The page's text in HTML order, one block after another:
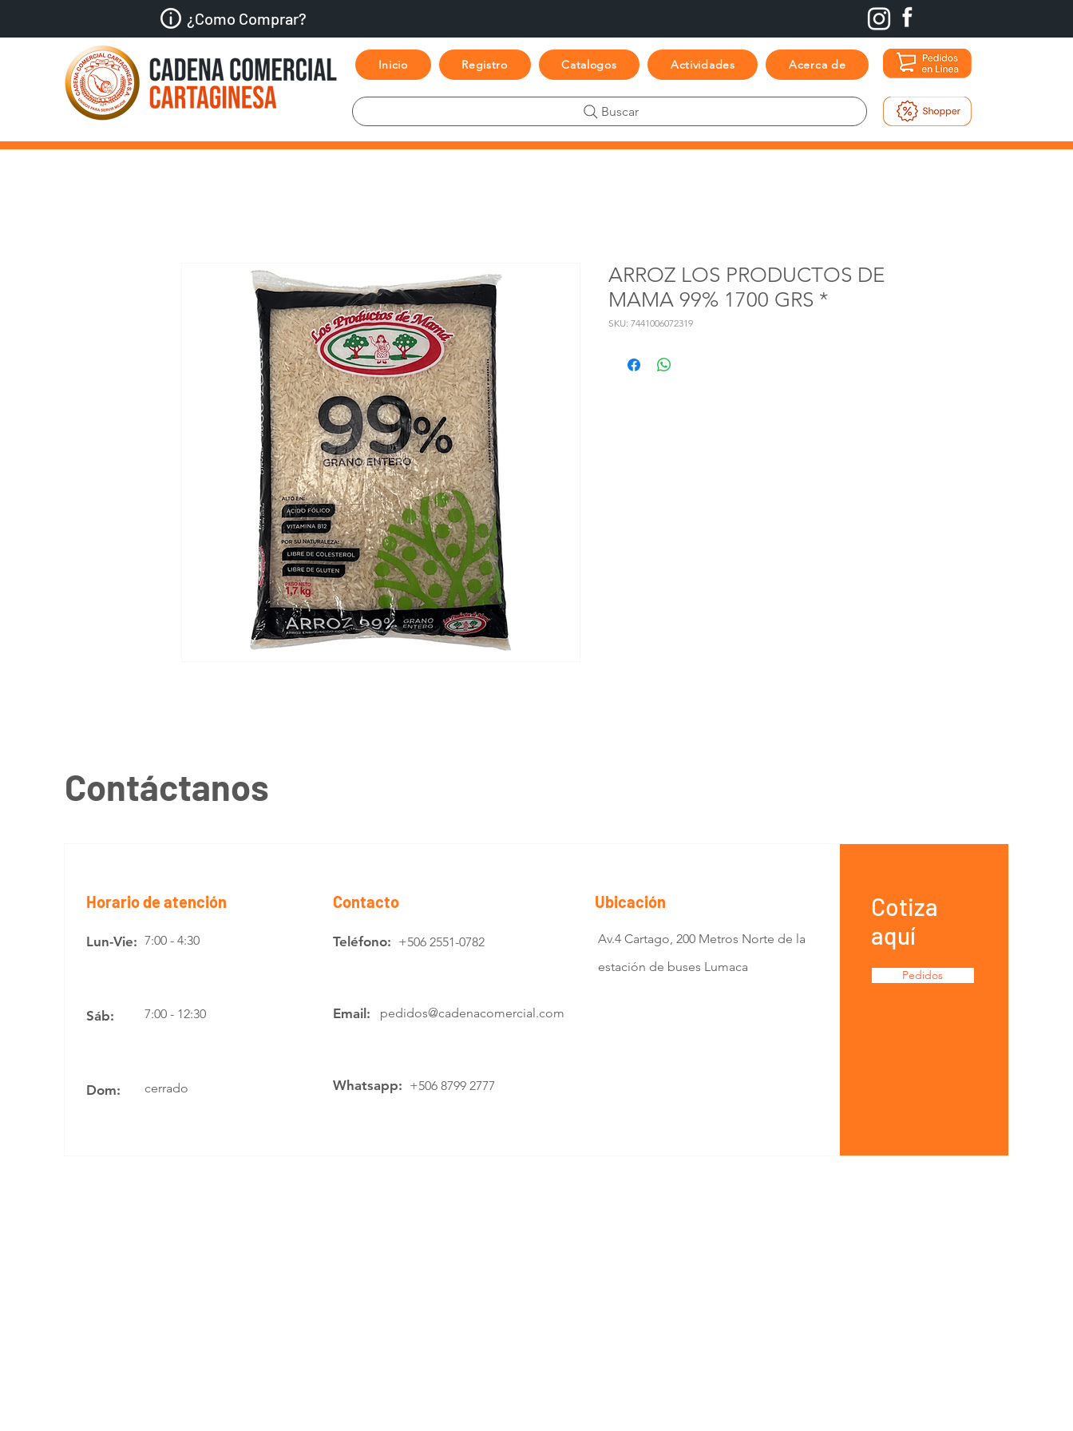
¿Como Comprar?
Inicio Registro Catalogos Actividades Acerca de
Buscar
ARROZ LOS PRODUCTOS DE
MAMA 99% 1700 GRS *
SKU: 7441006072319
Contáctanos
Horario de atención
Lun-Vie: 7:00 - 4:30
Sáb: 7:00 - 12:30
Dom: cerrado
Contacto
Teléfono: +506 2551-0782
Email: pedidos@cadenacomercial.com
Whatsapp: +506 8799 2777
Ubicación
Av.4 Cartago, 200 Metros Norte de la
estación de buses Lumaca
Cotiza
aquí
Pedidos